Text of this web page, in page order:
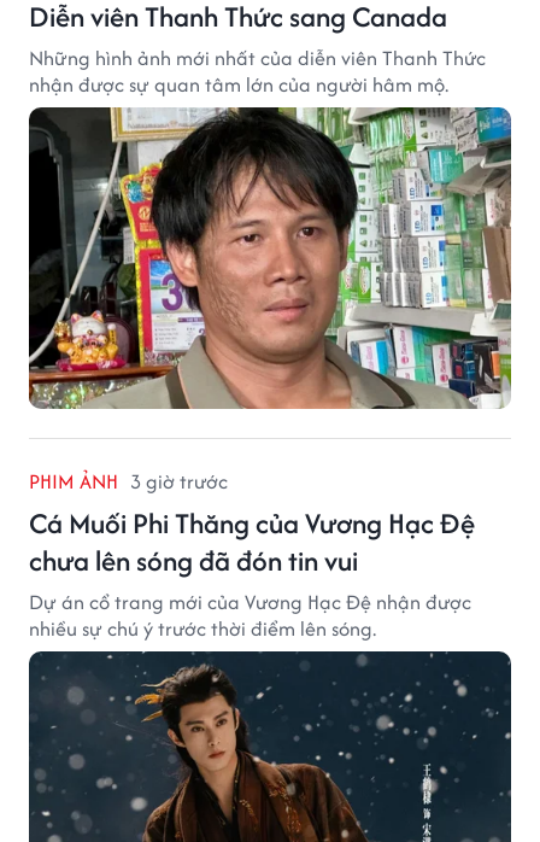
Diễn viên Thanh Thức sang Canada
Những hình ảnh mới nhất của diễn viên Thanh Thức
nhận được sự quan tâm lớn của người hâm mộ.
PHIM ẢNH 3 giờ trước
Cá Muối Phi Thăng của Vương Hạc Đệ
chưa lên sóng đã đón tin vui
Dự án cổ trang mới của Vương Hạc Đệ nhận được
nhiều sự chú ý trước thời điểm lên sóng.